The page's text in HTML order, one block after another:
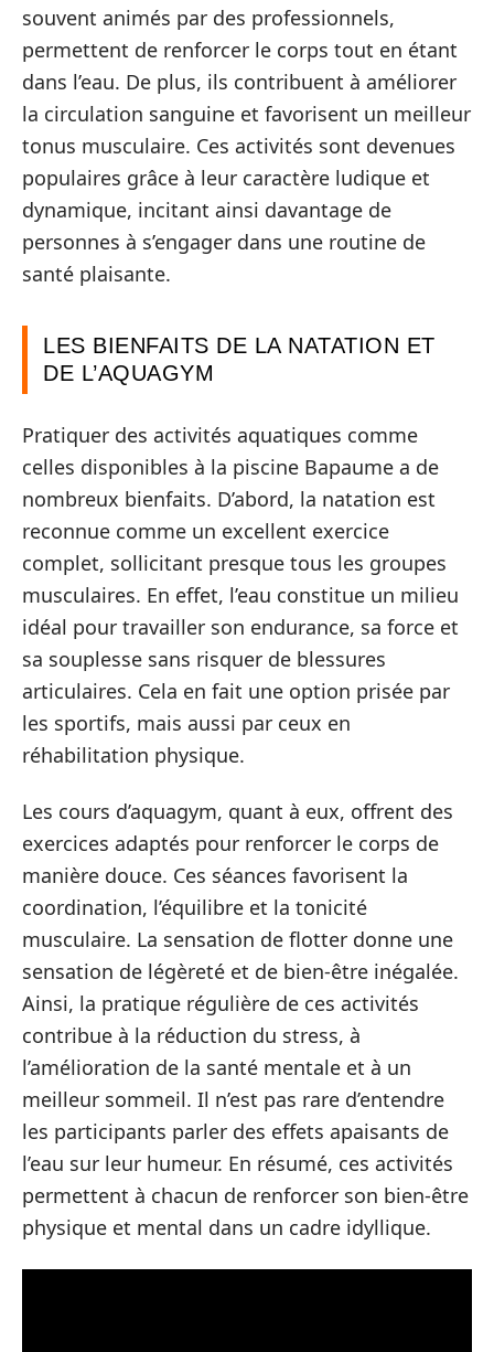
souvent animés par des professionnels,
permettent de renforcer le corps tout en étant
dans l’eau. De plus, ils contribuent à améliorer
la circulation sanguine et favorisent un meilleur
tonus musculaire. Ces activités sont devenues
populaires grâce à leur caractère ludique et
dynamique, incitant ainsi davantage de
personnes à s’engager dans une routine de
santé plaisante.
LES BIENFAITS DE LA NATATION ET
DE L’AQUAGYM
Pratiquer des activités aquatiques comme
celles disponibles à la piscine Bapaume a de
nombreux bienfaits. D’abord, la natation est
reconnue comme un excellent exercice
complet, sollicitant presque tous les groupes
musculaires. En effet, l’eau constitue un milieu
idéal pour travailler son endurance, sa force et
sa souplesse sans risquer de blessures
articulaires. Cela en fait une option prisée par
les sportifs, mais aussi par ceux en
réhabilitation physique.
Les cours d’aquagym, quant à eux, offrent des
exercices adaptés pour renforcer le corps de
manière douce. Ces séances favorisent la
coordination, l’équilibre et la tonicité
musculaire. La sensation de flotter donne une
sensation de légèreté et de bien-être inégalée.
Ainsi, la pratique régulière de ces activités
contribue à la réduction du stress, à
l’amélioration de la santé mentale et à un
meilleur sommeil. Il n’est pas rare d’entendre
les participants parler des effets apaisants de
l’eau sur leur humeur. En résumé, ces activités
permettent à chacun de renforcer son bien-être
physique et mental dans un cadre idyllique.